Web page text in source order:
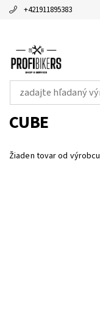
+421911895383
CUBE
Žiaden tovar od výrobcu